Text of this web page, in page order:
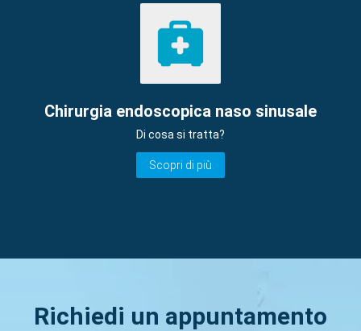
Chirurgia endoscopica naso sinusale
Di cosa si tratta?
Scopri di più
Richiedi un appuntamento